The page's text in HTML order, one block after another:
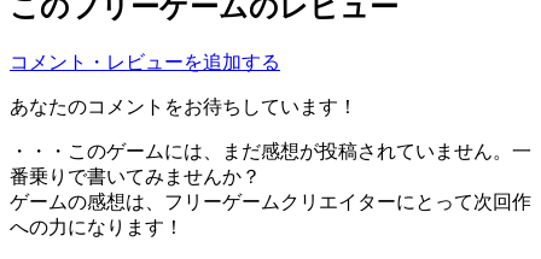
このフリーゲームのレビュー
コメント・レビューを追加する
あなたのコメントをお待ちしています！
・・・このゲームには、まだ感想が投稿されていません。一
番乗りで書いてみませんか？
ゲームの感想は、フリーゲームクリエイターにとって次回作
への力になります！